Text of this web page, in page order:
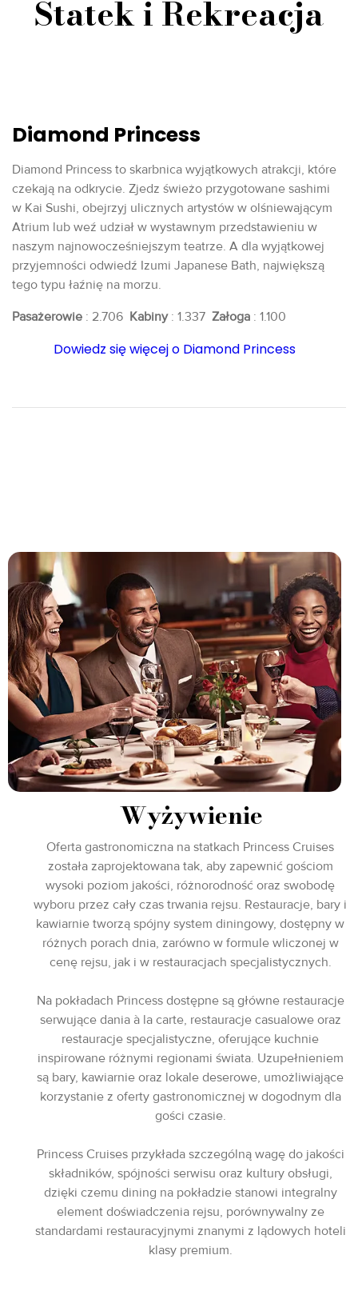
Statek i Rekreacja
Diamond Princess
Diamond Princess to skarbnica wyjątkowych atrakcji, które
czekają na odkrycie. Zjedz świeżo przygotowane sashimi
w Kai Sushi, obejrzyj ulicznych artystów w olśniewającym
Atrium lub weź udział w wystawnym przedstawieniu w
naszym najnowocześniejszym teatrze. A dla wyjątkowej
przyjemności odwiedź Izumi Japanese Bath, największą
tego typu łaźnię na morzu.
Pasażerowie : 2.706 Kabiny: 1.337 Załoga : 1.100
Dowiedz się więcej o Diamond Princess
Wyżywienie
Oferta gastronomiczna na statkach Princess Cruises
została zaprojektowana tak, aby zapewnić gościom
wysoki poziom jakości, różnorodność oraz swobodę
wyboru przez cały czas trwania rejsu. Restauracje, bary i
kawiarnie tworzą spójny system diningowy, dostępny w
różnych porach dnia, zarówno w formule wliczonej w
cenę rejsu, jak i w restauracjach specjalistycznych.
Na pokładach Princess dostępne są główne restauracje
serwujące dania à la carte, restauracje casualowe oraz
restauracje specjalistyczne, oferujące kuchnie
inspirowane różnymi regionami świata. Uzupełnieniem
są bary, kawiarnie oraz lokale deserowe, umożliwiające
korzystanie z oferty gastronomicznej w dogodnym dla
gości czasie.
Princess Cruises przykłada szczególną wagę do jakości
składników, spójności serwisu oraz kultury obsługi,
dzięki czemu dining na pokładzie stanowi integralny
element doświadczenia rejsu, porównywalny ze
standardami restauracyjnymi znanymi z lądowych hoteli
klasy premium.